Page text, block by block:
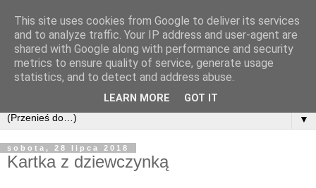
▼
sobota, 28 lipca 2018
Kartka z dziewczynką
This site uses cookies from Google to deliver its services
and to analyze traffic. Your IP address and user-agent are
shared with Google along with performance and security
metrics to ensure quality of service, generate usage
statistics, and to detect and address abuse.
LEARN MORE GOT IT